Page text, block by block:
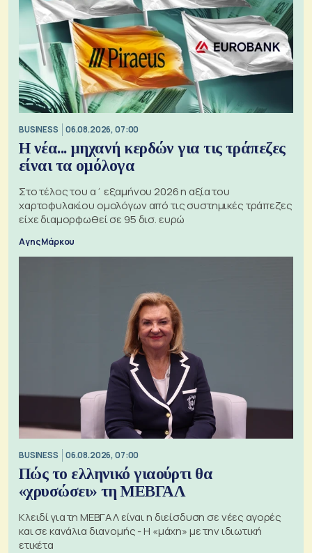
BUSINESS 06.08.2026, 07:00
Η νέα... μηχανή κερδών για τις τράπεζες
είναι τα ομόλογα
Στο τέλος του α΄ εξαμήνου 2026 η αξία του
χαρτοφυλακίου ομολόγων από τις συστημικές τράπεζες
είχε διαμορφωθεί σε 95 δισ. ευρώ
Αγης Μάρκου
BUSINESS 06.08.2026, 07:00
Πώς το ελληνικό γιαούρτι θα
«χρυσώσει» τη ΜΕΒΓΑΛ
Κλειδί για τη ΜΕΒΓΑΛ είναι η διείσδυση σε νέες αγορές
και σε κανάλια διανομής - Η «μάχη» με την ιδιωτική
ετικέτα